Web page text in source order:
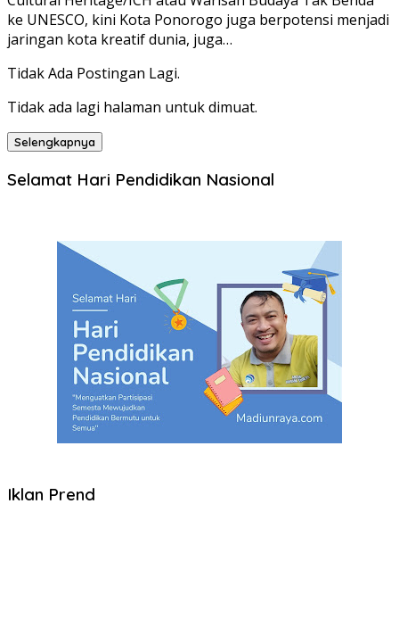
ke UNESCO, kini Kota Ponorogo juga berpotensi menjadi
jaringan kota kreatif dunia, juga…
Tidak Ada Postingan Lagi.
Tidak ada lagi halaman untuk dimuat.
Selengkapnya
Selamat Hari Pendidikan Nasional
Iklan Prend